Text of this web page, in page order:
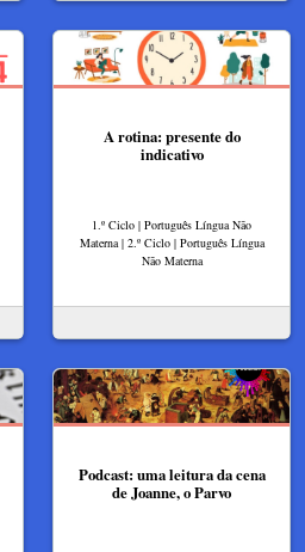
A rotina: presente do
indicativo
1.º Ciclo | Português Língua Não
Materna | 2.º Ciclo | Português Língua
Não Materna
Podcast: uma leitura da cena
de Joanne, o Parvo